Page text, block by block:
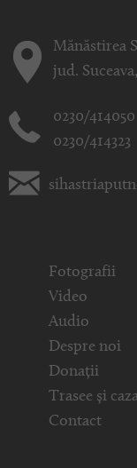
Mănăstirea
jud.
0230/414050
0230/414323
Fotografii
Video
Audio
Despre noi
Donații
Trasee și
Contact